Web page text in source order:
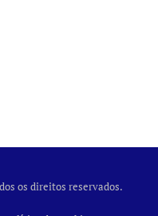
os direitos reservados.